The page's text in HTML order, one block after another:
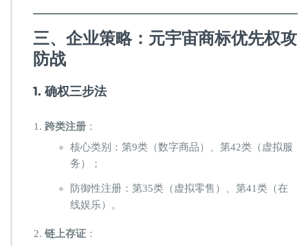
​三、企业策略：元宇宙商标优先权攻
防战​
​1. 确权三步法​
​跨类注册​ ​：
核心类别：第9类（数字商品）、第42类（虚拟服
务）；
防御性注册：第35类（虚拟零售）、第41类（在
线娱乐）。
​链上存证​ ​：